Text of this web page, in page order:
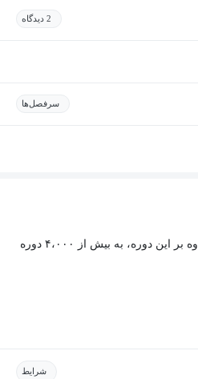
2 دیدگاه
سرفصل‌ها
با خرید اشتراک مکتب‌پلاس، علاوه بر این دوره، به بیش از ۴،۰۰۰ دوره
شرایط